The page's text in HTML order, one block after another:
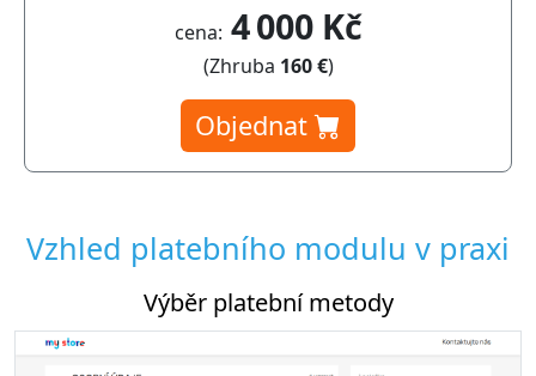
cena: 4 000 Kč
(Zhruba 160 €)
Objednat
Vzhled platebního modulu v praxi
Výběr platební metody